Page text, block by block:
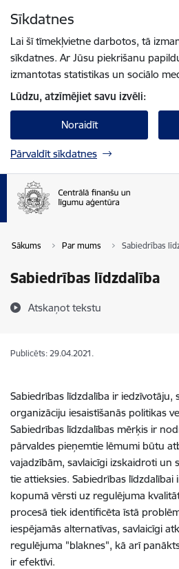
Sīkdatnes
Lai šī tīmekļvietne darbotos, tā
sīkdatnes. Ar Jūsu piekrišanu
izmantotas statistikas un sociālo
Lūdzu, atzīmējiet savu izvēli:
Noraidīt
Pārvaldīt sīkdatnes
Sākums Par mums Sabiedrības
Sabiedrības līdzdalība
Atskaņot tekstu
Publicēts: 29.04.2021.
Sabiedrības līdzdalība ir iedzīvotāju,
organizāciju iesaistīšanās politikas
Sabiedrības līdzdalības mērķis ir
pārvaldes pieņemtie lēmumi būtu
vajadzībām, savlaicīgi izskaidroti
tie attieksies. Sabiedrības līdzdalībai
kopumā vērsti uz regulējuma
procesā tiek identificēta īstā
iespējamās alternatīvas, savlaicīgi
regulējuma "blaknes", kā arī
ir efektīvi.